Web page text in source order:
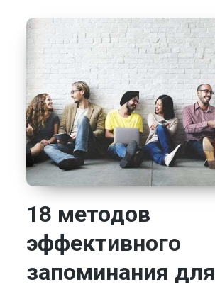
18 методов
эффективного
запоминания для